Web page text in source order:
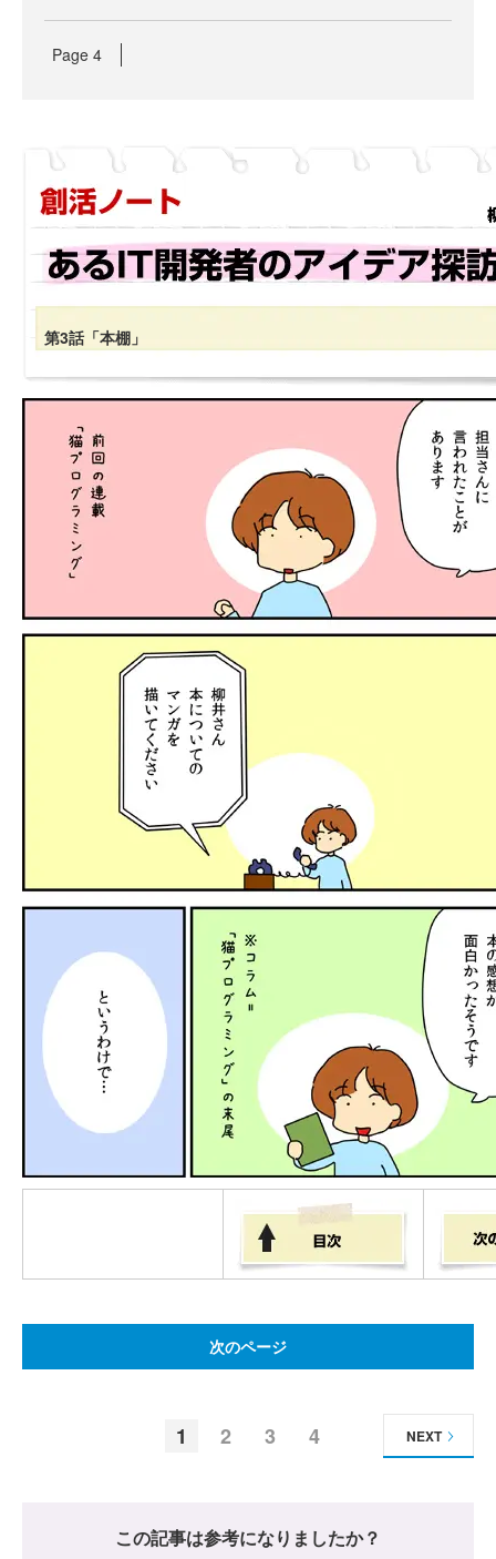
Page 4
第3話「本棚」
次のページ
1 2 3 4 NEXT
この記事は参考になりましたか？